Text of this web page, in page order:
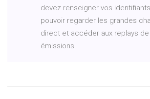
devez renseigner vos
pouvoir regarder les grandes
direct et accéder aux replays
émissions.